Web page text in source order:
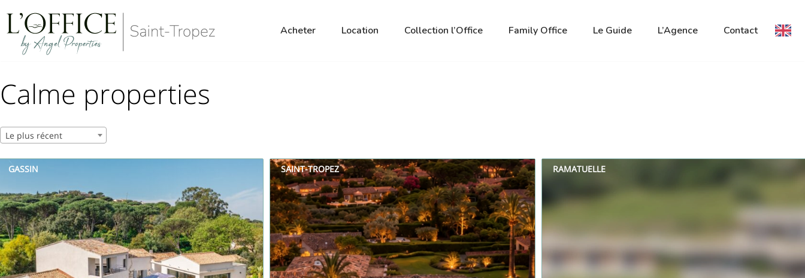
Aller
Acheter Location Collection l’Office Family Office Le Guide L’Agence Contact
Calme properties
Le plus récent
GASSIN SAINT-TROPEZ RAMATUELLE